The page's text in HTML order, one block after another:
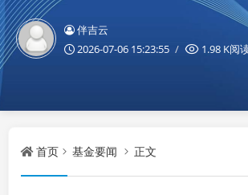
伴吉云
2026-07-06 15:23:55
1.98 K阅
首页 基金要闻 正文